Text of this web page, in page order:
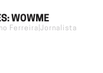
WOWME
Ferreira Jornalista